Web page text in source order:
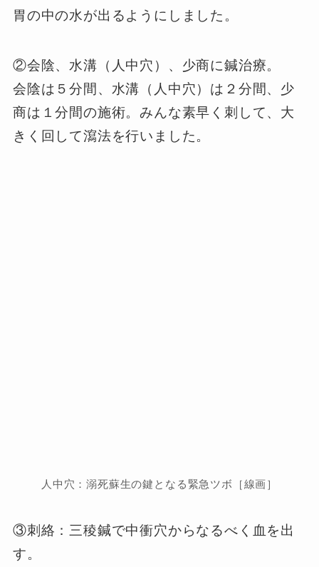
胃の中の水が出るようにしました。
②会陰、水溝（人中穴）、少商に鍼治療。
会陰は５分間、水溝（人中穴）は２分間、少
商は１分間の施術。みんな素早く刺して、大
きく回して瀉法を行いました。
人中穴：溺死蘇生の鍵となる緊急ツボ［線画］
③刺絡：三稜鍼で中衝穴からなるべく血を出
す。